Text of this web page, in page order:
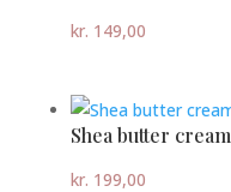
kr. 149,00
Shea butter cream
kr. 199,00